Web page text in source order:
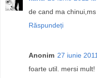
de cand ma chinui,ms
Răspundeți
Anonim 27 iunie
foarte util. mersi mult!